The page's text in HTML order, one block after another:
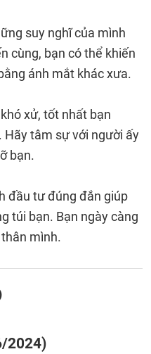
suy nghĩ của mình
cùng, bạn có thể khiến
ánh mắt khác xưa.
xử, tốt nhất bạn
Hãy tâm sự với người ấy
bạn.
đầu tư đúng đắn giúp
túi bạn. Bạn ngày càng
mình.
2024)